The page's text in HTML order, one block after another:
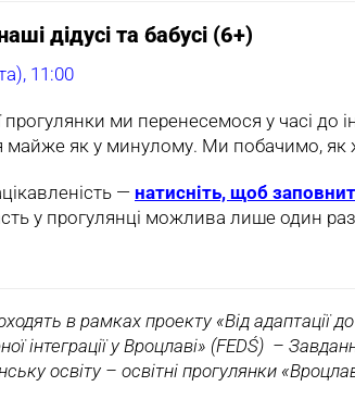
дідусі та бабусі (6+)
11:00
прогулянки ми перенесемося у часі до
майже як у минулому. Ми побачимо, як
— натисніть, щоб
у прогулянці можлива лише один
в рамках проекту «Від адаптації
інтеграції у Вроцлаві» (FEDŚ) –
освіту – освітні прогулянки